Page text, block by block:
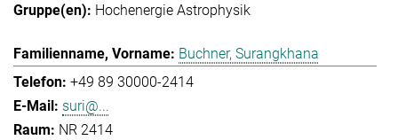
Hochenergie Astrophysik
Buchner, Surangkhana
+49 89 30000-2414
suri@...
NR 2414